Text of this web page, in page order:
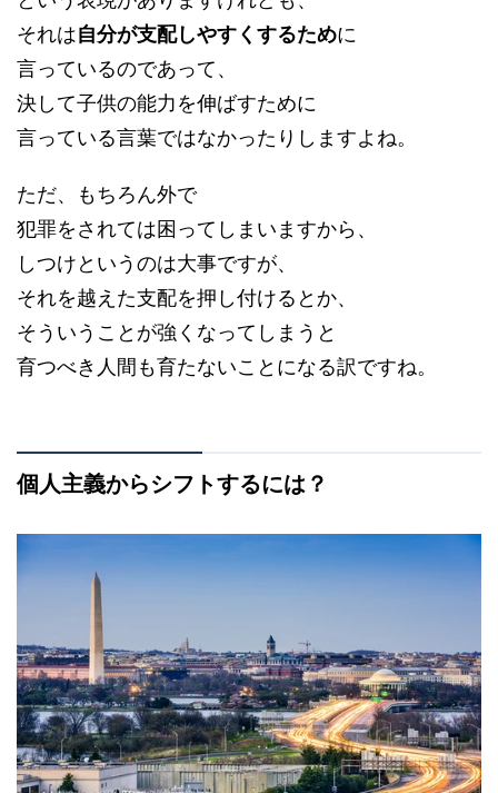
それは自分が支配しやすくするために
言っているのであって、
決して子供の能力を伸ばすために
言っている言葉ではなかったりしますよね。
ただ、もちろん外で
犯罪をされては困ってしまいますから、
しつけというのは大事ですが、
それを越えた支配を押し付けるとか、
そういうことが強くなってしまうと
育つべき人間も育たないことになる訳ですね。
個人主義からシフトするには？